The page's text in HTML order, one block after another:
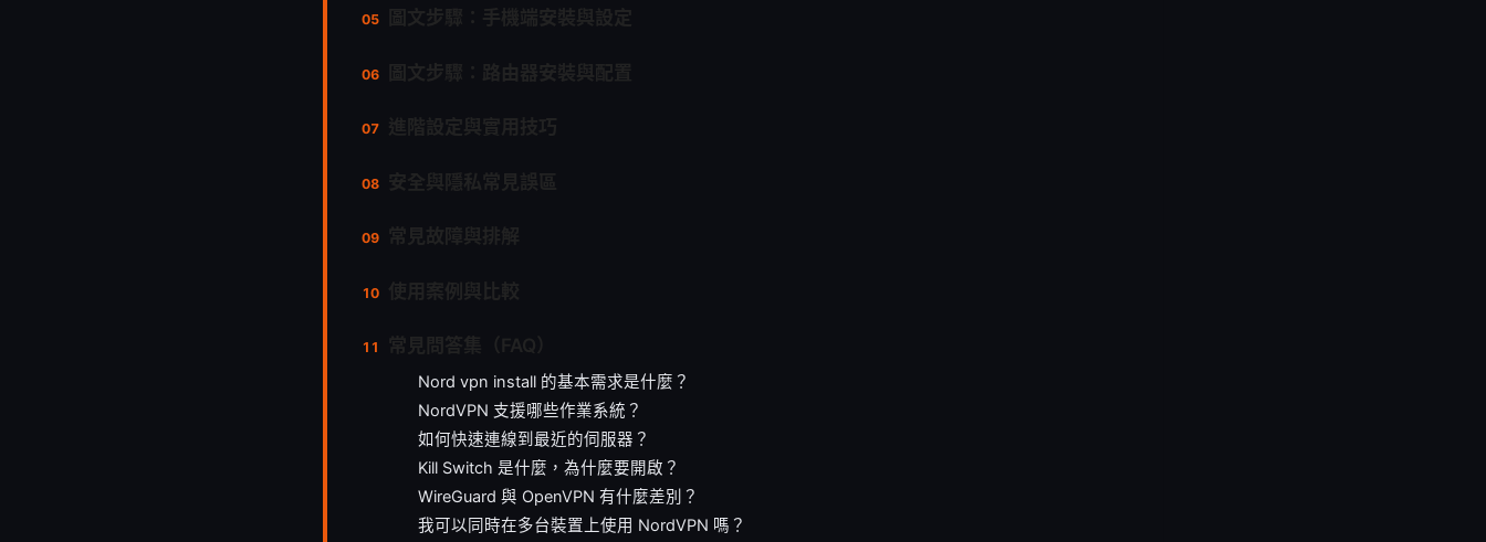
Nord vpn install 的基本需求是什麼？
NordVPN 支援哪些作業系統？
如何快速連線到最近的伺服器？
Kill Switch 是什麼，為什麼要開啟？
WireGuard 與 OpenVPN 有什麼差別？
我可以同時在多台裝置上使用 NordVPN 嗎？